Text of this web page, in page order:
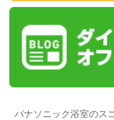
パナソニック浴室のス